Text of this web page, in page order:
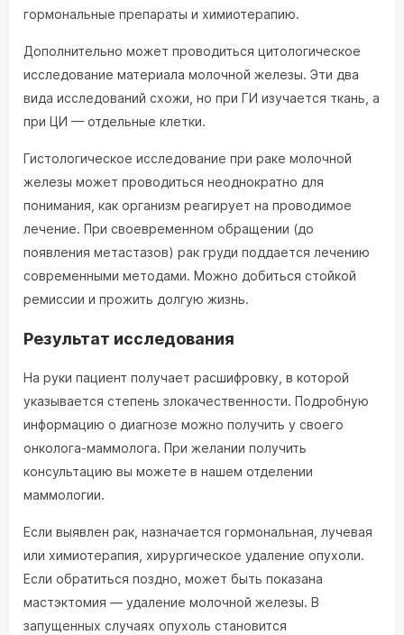
гормональные препараты и химиотерапию.
Дополнительно может проводиться цитологическое
исследование материала молочной железы. Эти два
вида исследований схожи, но при ГИ изучается ткань, а
при ЦИ — отдельные клетки.
Гистологическое исследование при раке молочной
железы может проводиться неоднократно для
понимания, как организм реагирует на проводимое
лечение. При своевременном обращении (до
появления метастазов) рак груди поддается лечению
современными методами. Можно добиться стойкой
ремиссии и прожить долгую жизнь.
Результат исследования
На руки пациент получает расшифровку, в которой
указывается степень злокачественности. Подробную
информацию о диагнозе можно получить у своего
онколога-маммолога. При желании получить
консультацию вы можете в нашем отделении
маммологии.
Если выявлен рак, назначается гормональная, лучевая
или химиотерапия, хирургическое удаление опухоли.
Если обратиться поздно, может быть показана
мастэктомия — удаление молочной железы. В
запущенных случаях опухоль становится